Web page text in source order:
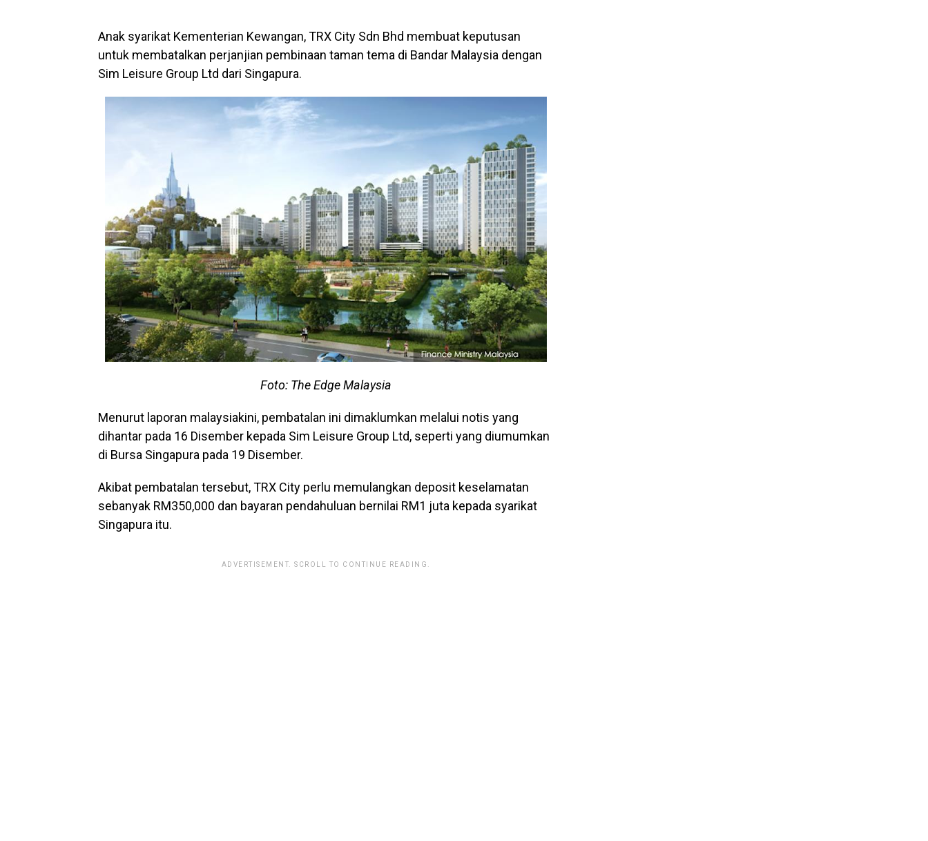
Anak syarikat Kementerian Kewangan, TRX City Sdn Bhd membuat keputusan
untuk membatalkan perjanjian pembinaan taman tema di Bandar Malaysia dengan
Sim Leisure Group Ltd dari Singapura.
Foto: The Edge Malaysia
Menurut laporan malaysiakini, pembatalan ini dimaklumkan melalui notis yang
dihantar pada 16 Disember kepada Sim Leisure Group Ltd, seperti yang diumumkan
di Bursa Singapura pada 19 Disember.
Akibat pembatalan tersebut, TRX City perlu memulangkan deposit keselamatan
sebanyak RM350,000 dan bayaran pendahuluan bernilai RM1 juta kepada syarikat
Singapura itu.
ADVERTISEMENT. SCROLL TO CONTINUE READING.